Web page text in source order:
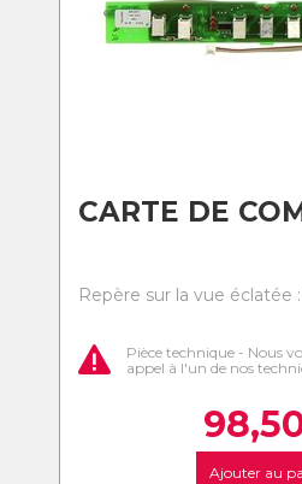
CARTE DE
Repère sur la vue éclatée :
Pièce technique - Nous
appel à l'un de nos
Ajouter au